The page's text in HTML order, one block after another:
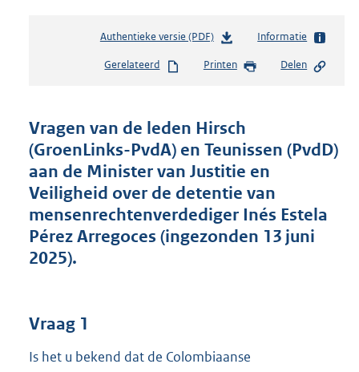
Authentieke versie (PDF)b
s
d
s
g
r
o
t
b
Informatie
Gerelateerd Printen Delen
Vragen van de leden Hirsch
(GroenLinks-PvdA) en Teunissen (PvdD)
aan de Minister van Justitie en
Veiligheid over de detentie van
mensenrechtenverdediger Inés Estela
Pérez Arregoces (ingezonden 13 juni
2025).
Vraag 1
Is het u bekend dat de Colombiaanse